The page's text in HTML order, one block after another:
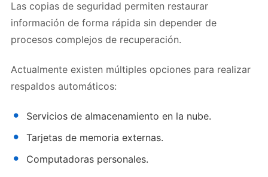
Las copias de seguridad permiten restaurar
información de forma rápida sin depender de
procesos complejos de recuperación.
Actualmente existen múltiples opciones para realizar
respaldos automáticos:
Servicios de almacenamiento en la nube.
Tarjetas de memoria externas.
Computadoras personales.